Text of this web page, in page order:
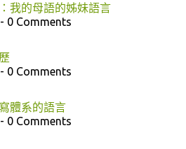
我的母語的姊妹語言
0 Comments
0 Comments
體系的語言
0 Comments